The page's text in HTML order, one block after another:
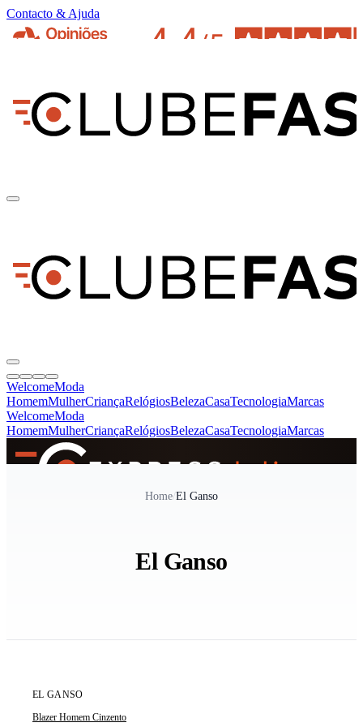
Contacto & Ajuda
WelcomeModa
HomemMulherCriançaRelógiosBelezaCasaTecnologiaMarcas
WelcomeModa
HomemMulherCriançaRelógiosBelezaCasaTecnologiaMarcas
Home/El Ganso
El Ganso
EL GANSO
Blazer Homem Cinzento